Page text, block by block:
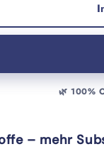
🌿 100%
– mehr